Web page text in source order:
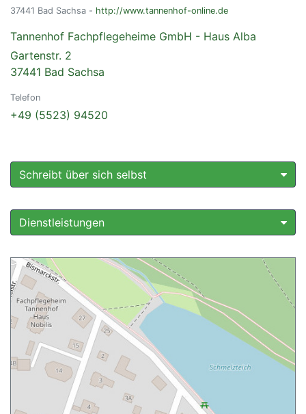
37441 Bad Sachsa - http://www.tannenhof-online.de
Tannenhof Fachpflegeheime GmbH - Haus Alba
Gartenstr. 2
37441 Bad Sachsa
Telefon
+49 (5523) 94520
Schreibt über sich selbst
Dienstleistungen